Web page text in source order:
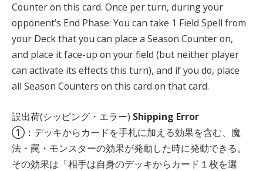
Counter on this card. Once per turn, during your
opponent’s End Phase: You can take 1 Field Spell from
your Deck that you can place a Season Counter on,
and place it face-up on your field (but neither player
can activate its effects this turn), and if you do, place
all Season Counters on this card on that card.
誤出荷(シッピング・エラー) Shipping Error
①：デッキからカードを手札に加える効果を含む、魔
法・罠・モンスターの効果が発動した時に発動できる。
その効果は「相手は自身のデッキからカード１枚を選